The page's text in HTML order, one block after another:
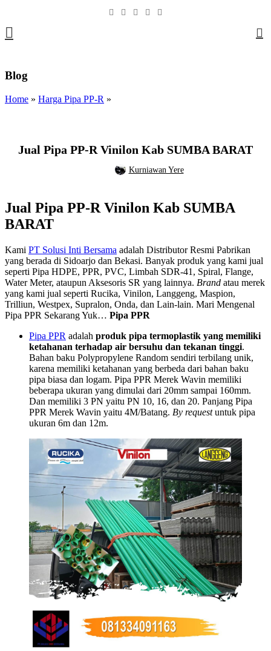
Blog
Home » Harga Pipa PP-R »
Jual Pipa PP-R Vinilon Kab SUMBA BARAT
Kurniawan Yere
Jual Pipa PP-R Vinilon Kab SUMBA
BARAT
Kami PT Solusi Inti Bersama adalah Distributor Resmi Pabrikan
yang berada di Sidoarjo dan Bekasi. Banyak produk yang kami jual
seperti Pipa HDPE, PPR, PVC, Limbah SDR-41, Spiral, Flange,
Water Meter, ataupun Aksesoris SR yang lainnya. Brand atau merek
yang kami jual seperti Rucika, Vinilon, Langgeng, Maspion,
Trilliun, Westpex, Supralon, Onda, dan Lain-lain. Mari Mengenal
Pipa PPR Sekarang Yuk… Pipa PPR
Pipa PPR adalah produk pipa termoplastik yang memiliki
ketahanan terhadap air bersuhu dan tekanan tinggi.
Bahan baku Polypropylene Random sendiri terbilang unik,
karena memiliki ketahanan yang berbeda dari bahan baku
pipa biasa dan logam. Pipa PPR Merek Wavin memiliki
beberapa ukuran yang dimulai dari 20mm sampai 160mm.
Dan memiliki 3 PN yaitu PN 10, 16, dan 20. Panjang Pipa
PPR Merek Wavin yaitu 4M/Batang. By requestuntuk pipa
ukuran 6m dan 12m.